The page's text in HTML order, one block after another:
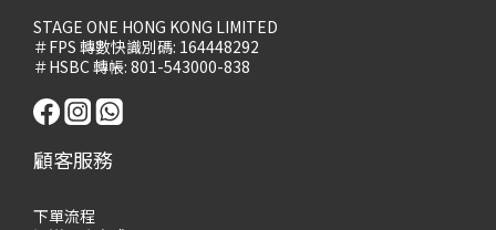
STAGE ONE HONG KONG LIMITED
＃FPS 轉數快識別碼: 164448292
＃HSBC 轉帳: 801-543000-838
顧客服務
下單流程